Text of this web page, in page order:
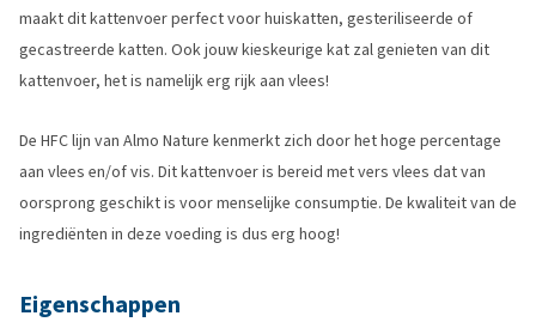
maakt dit kattenvoer perfect voor huiskatten, gesteriliseerde of
gecastreerde katten. Ook jouw kieskeurige kat zal genieten van dit
kattenvoer, het is namelijk erg rijk aan vlees!
De HFC lijn van Almo Nature kenmerkt zich door het hoge percentage
aan vlees en/of vis. Dit kattenvoer is bereid met vers vlees dat van
oorsprong geschikt is voor menselijke consumptie. De kwaliteit van de
ingrediënten in deze voeding is dus erg hoog!
Eigenschappen